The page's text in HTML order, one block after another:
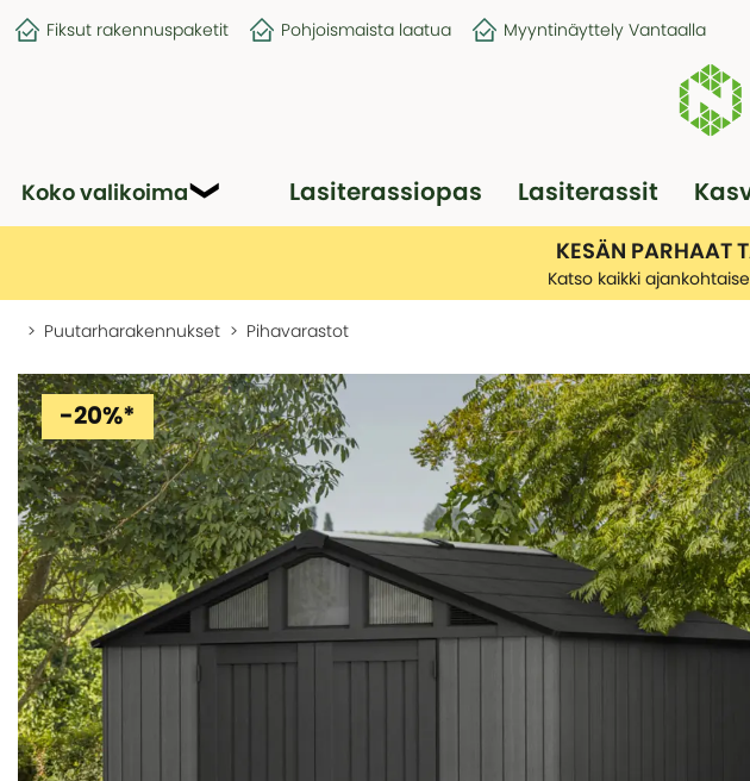
Fiksut rakennuspaketit Pohjoismaista laatua Myyntinäyttely Vantaalla
Koko valikoima Lasiterassiopas Lasiterassit
KESÄN PARHAAT
Katso kaikki
Puutarharakennukset Pihavarastot
-20%*